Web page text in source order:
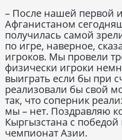
– После нашей первой
Афганистаном
получилась самой
по игре, наверное,
игроков. Мы провели
физически игроки
выиграть если бы при
реализовали бы свой
так, что соперник
мы – нет. Поздравляю
Кыргызстана с
чемпионат Азии.